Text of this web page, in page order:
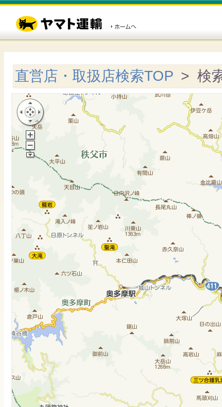
直営店・取扱店検索TOP > 検